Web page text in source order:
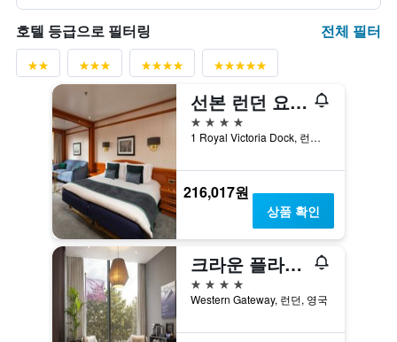
호텔 등급으로 필터링 전체 필터
선본 런던 요트 호텔
4성급
1 Royal Victoria Dock, 런던, 영국
216,017원
상품 확인
크라운 플라자 런던 - 도크랜드
4성급
Western Gateway, 런던, 영국